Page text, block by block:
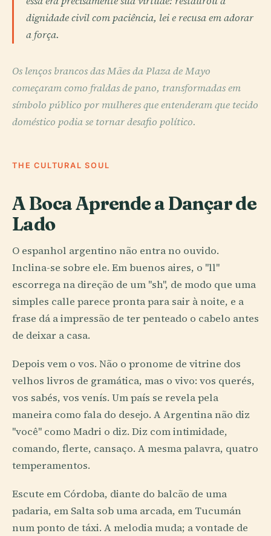
dignidade civil com paciência, lei e recusa em adorar
a força.
Os lenços brancos das Mães da Plaza de Mayo
começaram como fraldas de pano, transformadas em
símbolo público por mulheres que entenderam que tecido
doméstico podia se tornar desafio político.
THE CULTURAL SOUL
A Boca Aprende a Dançar de
Lado
O espanhol argentino não entra no ouvido.
Inclina-se sobre ele. Em buenos aires, o "ll"
escorrega na direção de um "sh", de modo que uma
simples calle parece pronta para sair à noite, e a
frase dá a impressão de ter penteado o cabelo antes
de deixar a casa.
Depois vem o vos. Não o pronome de vitrine dos
velhos livros de gramática, mas o vivo: vos querés,
vos sabés, vos venís. Um país se revela pela
maneira como fala do desejo. A Argentina não diz
"você" como Madri o diz. Diz com intimidade,
comando, flerte, cansaço. A mesma palavra, quatro
temperamentos.
Escute em Córdoba, diante do balcão de uma
padaria, em Salta sob uma arcada, em Tucumán
num ponto de táxi. A melodia muda; a vontade de